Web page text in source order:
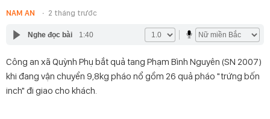
NAM AN 2 tháng trước
Nghe đọc bài 1:40
Công an xã Quỳnh Phụ bắt quả tang Phạm Bình Nguyên (SN 2007)
khi đang vận chuyển 9,8kg pháo nổ gồm 26 quả pháo "trứng bốn
inch" đi giao cho khách.